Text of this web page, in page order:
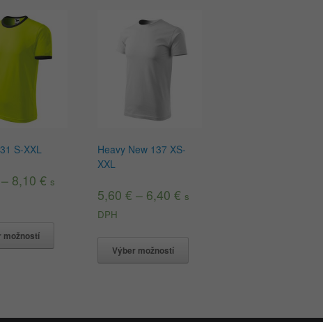
S-XXL
– 8,10€ s
možností
Heavy New 137 XS-
XXL
5,60 €– 6,40 € s
DPH
Výber možností